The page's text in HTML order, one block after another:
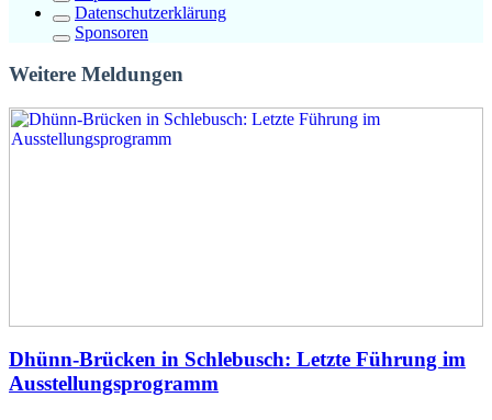
Datenschutzerklärung
Sponsoren
Weitere Meldungen
Dhünn-Brücken in Schlebusch: Letzte Führung im
Ausstellungsprogramm